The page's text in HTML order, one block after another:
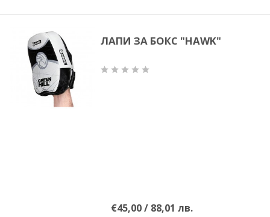
ЛАПИ ЗА БОКС "HAWK"
€45,00 / 88,01 лв.